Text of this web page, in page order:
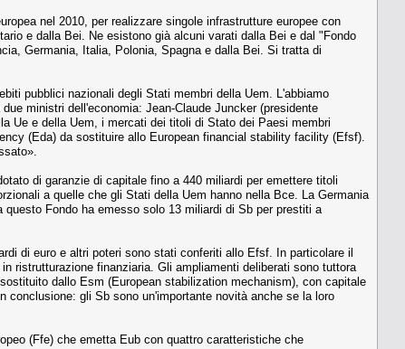
nel 2010, per realizzare singole infrastrutture europee con
e dalla Bei. Ne esistono già alcuni varati dalla Bei e dal "Fondo
Germania, Italia, Polonia, Spagna e dalla Bei. Si tratta di
pubblici nazionali degli Stati membri della Uem. L'abbiamo
ministri dell'economia: Jean-Claude Juncker (presidente
Ue e della Uem, i mercati dei titoli di Stato dei Paesi membri
(Eda) da sostituire allo European financial stability facility (Efsf).
di garanzie di capitale fino a 440 miliardi per emettere titoli
a quelle che gli Stati della Uem hanno nella Bce. La Germania
Fondo ha emesso solo 13 miliardi di Sb per prestiti a
di euro e altri poteri sono stati conferiti allo Efsf. In particolare il
ristrutturazione finanziaria. Gli ampliamenti deliberati sono tuttora
dallo Esm (European stabilization mechanism), con capitale
conclusione: gli Sb sono un'importante novità anche se la loro
(Ffe) che emetta Eub con quattro caratteristiche che